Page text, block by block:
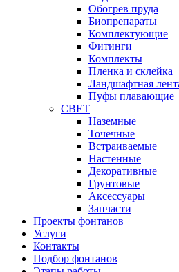
Обогрев пруда
Биопрепараты
Комплектующие
Фитинги
Комплекты
Пленка и склейка
Ландшафтная
Пуфы плавающие
СВЕТ
Наземные
Точечные
Встраиваемые
Настенные
Декоративные
Грунтовые
Аксессуары
Запчасти
Проекты фонтанов
Услуги
Контакты
Подбор фонтанов